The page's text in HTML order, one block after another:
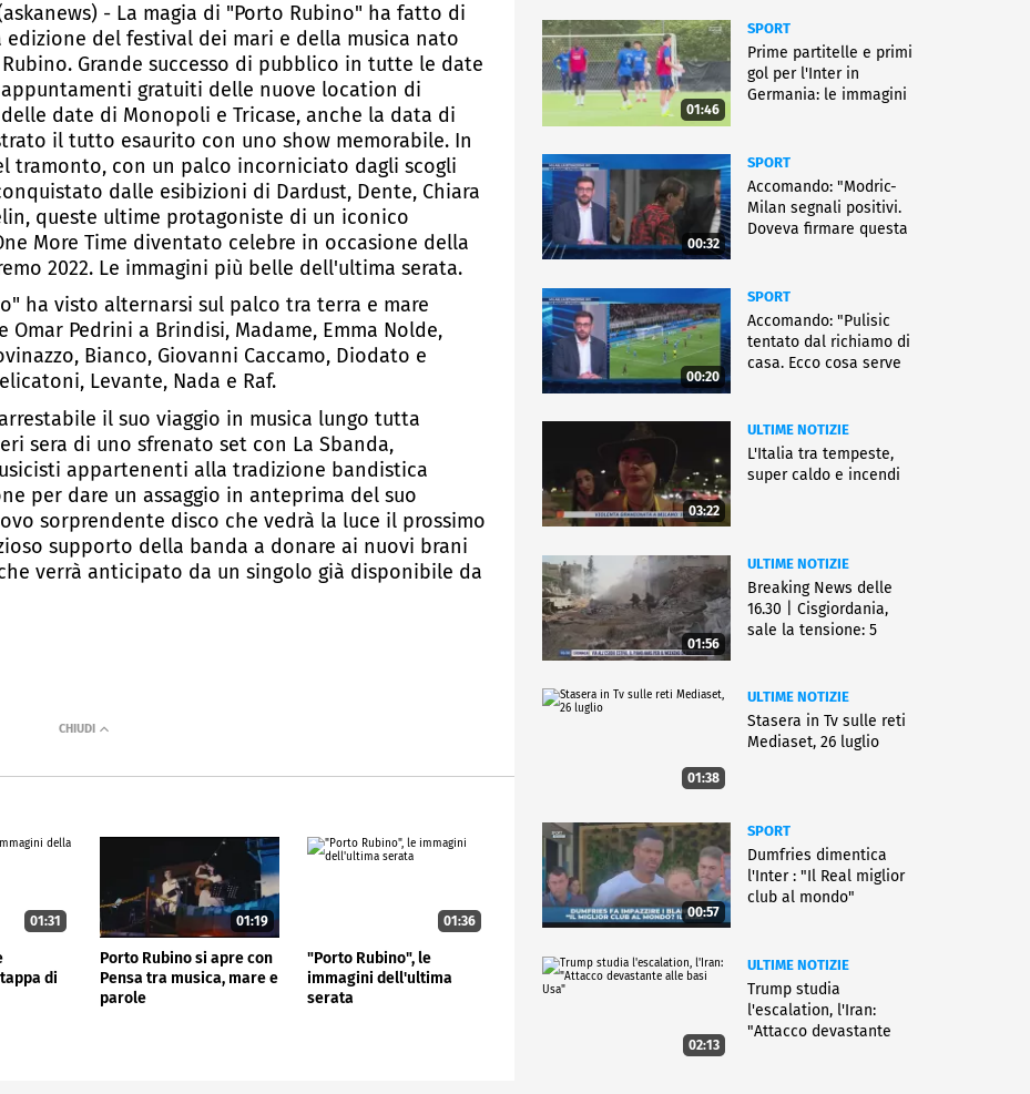
- La magia di "Porto Rubino" ha fatto di
del festival dei mari e della musica nato
Grande successo di pubblico in tutte le date
gratuiti delle nuove location di
date di Monopoli e Tricase, anche la data di
il tutto esaurito con uno show memorabile. In
tramonto, con un palco incorniciato dagli scogli
dalle esibizioni di Dardust, Dente, Chiara
queste ultime protagoniste di un iconico
More Time diventato celebre in occasione della
2022. Le immagini più belle dell'ultima serata.
ha visto alternarsi sul palco tra terra e mare
Omar Pedrini a Brindisi, Madame, Emma Nolde,
Bianco, Giovanni Caccamo, Diodato e
Levante, Nada e Raf.
il suo viaggio in musica lungo tutta
sera di uno sfrenato set con La Sbanda,
appartenenti alla tradizione bandistica
per dare un assaggio in anteprima del suo
sorprendente disco che vedrà la luce il prossimo
supporto della banda a donare ai nuovi brani
verrà anticipato da un singolo già disponibile da
01:31
di
01:19
Porto Rubino si apre con
Pensa tra musica, mare e
parole
01:36
"Porto Rubino", le
immagini dell'ultima
serata
01:46
SPORT
Prime partitelle e primi
gol per l'Inter in
Germania: le immagini
00:32
SPORT
Accomando: "Modric-
Milan segnali positivi.
Doveva firmare questa
00:20
SPORT
Accomando: "Pulisic
tentato dal richiamo di
casa. Ecco cosa serve
03:22
ULTIME NOTIZIE
L'Italia tra tempeste,
super caldo e incendi
01:56
ULTIME NOTIZIE
Breaking News delle
16.30 | Cisgiordania,
sale la tensione: 5
01:38
ULTIME NOTIZIE
Stasera in Tv sulle reti
Mediaset, 26 luglio
00:57
SPORT
Dumfries dimentica
l'Inter : "Il Real miglior
club al mondo"
02:13
ULTIME NOTIZIE
Trump studia
l'escalation, l'Iran:
"Attacco devastante